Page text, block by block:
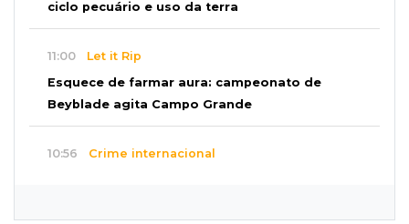
ciclo pecuário e uso da terra
11:00 Let it Rip
Esquece de farmar aura: campeonato de
Beyblade agita Campo Grande
10:56 Crime internacional